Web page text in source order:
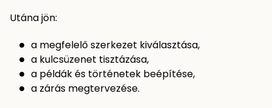
Utána jön:
a megfelelő szerkezet kiválasztása,
a kulcsüzenet tisztázása,
a példák és történetek beépítése,
a zárás megtervezése.